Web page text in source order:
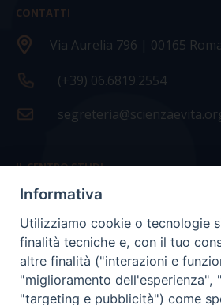
CONTATTI
Via Aurelia 796 | 00165
(+39) 06.6819.2554
IL CENTRO STUDI
La nostra storia
Statuto
Presidenza e ufficio presidenza
Consiglio scientifico
Informativa
Utilizziamo cookie o tecnologie
finalità tecniche e, con il tuo
altre finalità ("interazioni e
"miglioramento dell'esperienza",
"targeting e pubblicità") come